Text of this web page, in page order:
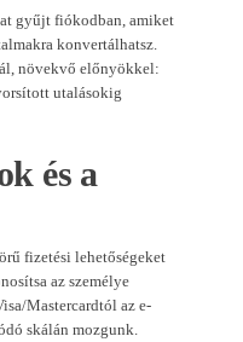
gyűjt fiókodban, amiket
konvertálhatsz.
növekvő előnyökkel:
utalásokig
és a
fizetési lehetőségeket
az személye
Mastercardtól az e-
skálán mozgunk.